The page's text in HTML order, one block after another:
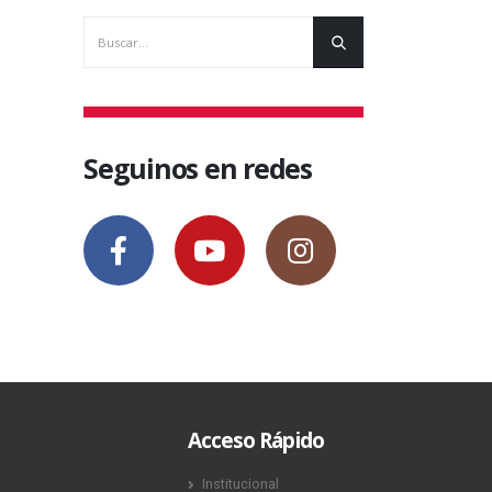
Seguinos en redes
Acceso Rápido
Institucional